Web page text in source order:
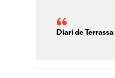
Diari de Terrassa